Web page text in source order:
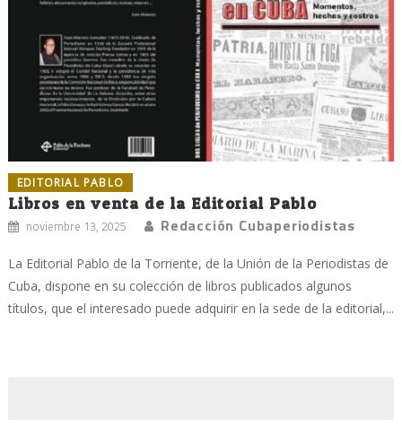
EDITORIAL PABLO
Libros en venta de la Editorial Pablo
noviembre 13, 2025 Redacción Cubaperiodistas
La Editorial Pablo de la Torriente, de la Unión de la Periodistas de
Cuba, dispone en su colección de libros publicados algunos
títulos, que el interesado puede adquirir en la sede de la editorial,...